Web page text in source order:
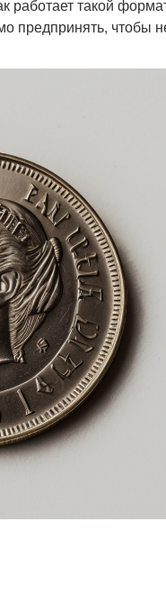
работает такой
чтобы